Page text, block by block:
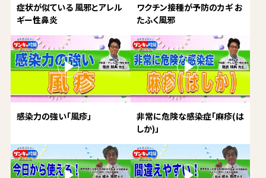
症状が似ている 風邪とアレル
ギー性鼻炎
ワクチン接種が予防のカギ お
たふく風邪
感染力の強い「風疹」
非常に危険な感染症「麻疹(は
しか)」